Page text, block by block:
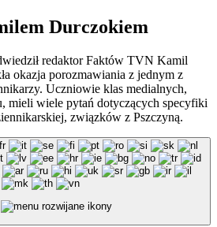
Durczokiem
redaktor Faktów TVN Kamil
okazja porozmawiania z jednym z
Uczniowie klas medialnych,
mieli wiele pytań dotyczących specyfiki
związków z Pszczyną.